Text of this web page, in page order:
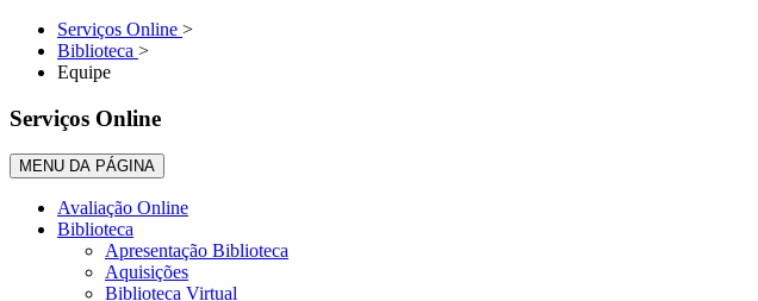
Serviços Online >
Biblioteca >
Equipe
Serviços Online
MENU DA PÁGINA
Avaliação Online
Biblioteca
Apresentação Biblioteca
Aquisições
Biblioteca Virtual